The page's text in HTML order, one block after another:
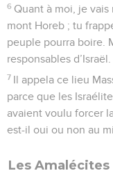
6 Quant à moi, je
mont Horeb ; tu
peuple pourra boire.
responsables d’Israël.
7 Il appela ce lieu
parce que les
avaient voulu forcer
est-il oui ou non au
Les